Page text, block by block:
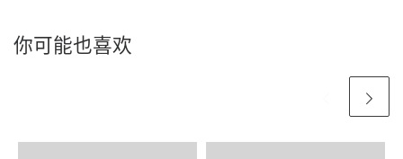
你可能也喜欢